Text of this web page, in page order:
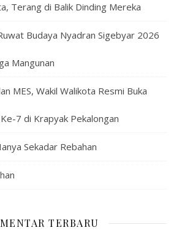
Terang di Balik Dinding Mereka
Budaya Nyadran Sigebyar 2026
Mangunan
MES, Wakil Walikota Resmi Buka
7 di Krapyak Pekalongan
Sekadar Rebahan
TERBARU